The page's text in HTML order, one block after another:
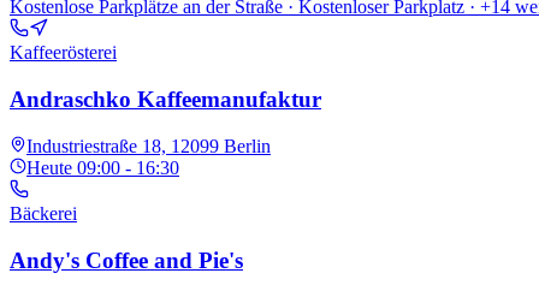
Kostenlose Parkplätze an der Straße · Kostenloser Parkplatz · +14
Kaffeerösterei
Andraschko Kaffeemanufaktur
Industriestraße 18, 12099 Berlin
Heute 09:00 - 16:30
Bäckerei
Andy's Coffee and Pie's